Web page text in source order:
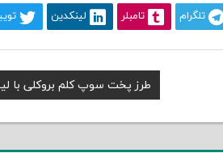
تلگرام تامبلر لینکدین
Next
Post:
طرز پخت سوپ کلم بروکلی با